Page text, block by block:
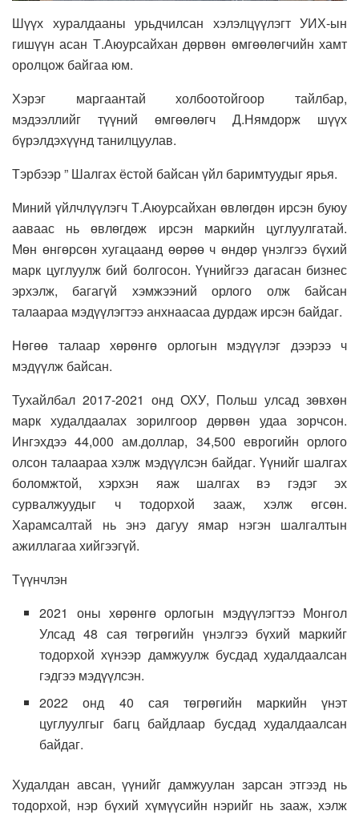
Шүүх хуралдааны урьдчилсан хэлэлцүүлэгт УИХ-ын
гишүүн асан Т.Аюурсайхан дөрвөн өмгөөлөгчийн хамт
оролцож байгаа юм.
Хэрэг маргаантай холбоотойгоор тайлбар,
мэдээллийг түүний өмгөөлөгч Д.Нямдорж шүүх
бүрэлдэхүүнд танилцуулав.
Тэрбээр ” Шалгах ёстой байсан үйл баримтуудыг ярья.
Миний үйлчлүүлэгч Т.Аюурсайхан өвлөгдөн ирсэн буюу
ааваас нь өвлөгдөж ирсэн маркийн цуглуулгатай.
Мөн өнгөрсөн хугацаанд өөрөө ч өндөр үнэлгээ бүхий
марк цуглуулж бий болгосон. Үүнийгээ дагасан бизнес
эрхэлж, багагүй хэмжээний орлого олж байсан
талаараа мэдүүлэгтээ анхнаасаа дурдаж ирсэн байдаг.
Нөгөө талаар хөрөнгө орлогын мэдүүлэг дээрээ ч
мэдүүлж байсан.
Тухайлбал 2017-2021 онд ОХУ, Польш улсад зөвхөн
марк худалдаалах зорилгоор дөрвөн удаа зорчсон.
Ингэхдээ 44,000 ам.доллар, 34,500 еврогийн орлого
олсон талаараа хэлж мэдүүлсэн байдаг. Үүнийг шалгах
боломжтой, хэрхэн яаж шалгах вэ гэдэг эх
сурвалжуудыг ч тодорхой зааж, хэлж өгсөн.
Харамсалтай нь энэ дагуу ямар нэгэн шалгалтын
ажиллагаа хийгээгүй.
Түүнчлэн
2021 оны хөрөнгө орлогын мэдүүлэгтээ Монгол
Улсад 48 сая төгрөгийн үнэлгээ бүхий маркийг
тодорхой хүнээр дамжуулж бусдад худалдаалсан
гэдгээ мэдүүлсэн.
2022 онд 40 сая төгрөгийн маркийн үнэт
цуглуулгыг багц байдлаар бусдад худалдаалсан
байдаг.
Худалдан авсан, үүнийг дамжуулан зарсан этгээд нь
тодорхой, нэр бүхий хүмүүсийн нэрийг нь зааж, хэлж